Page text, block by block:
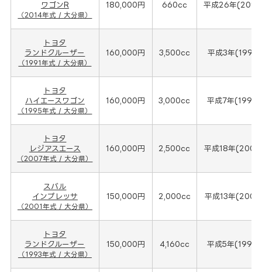
ワゴンR
（2014年式 / 大分県）
180,000円 660cc 平成26年(2014
トヨタ
ランドクルーザー
（1991年式 / 大分県）
160,000円 3,500cc 平成3年(1991
トヨタ
ハイエースワゴン
（1995年式 / 大分県）
160,000円 3,000cc 平成7年(1995
トヨタ
レジアスエース
（2007年式 / 大分県）
160,000円 2,500cc 平成18年(2007
スバル
インプレッサ
（2001年式 / 大分県）
150,000円 2,000cc 平成13年(2001
トヨタ
ランドクルーザー
（1993年式 / 大分県）
150,000円 4,160cc 平成5年(1993